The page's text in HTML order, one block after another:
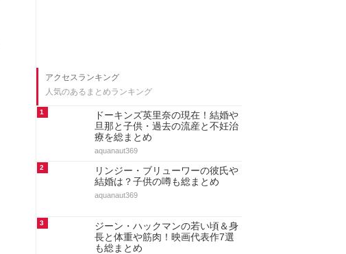
アクセスランキング
人気のあるまとめランキング
1
ドーキンズ英里奈の現在！結婚や
旦那と子供・過去の流産と不妊治
療を総まとめ
aquanaut369
2
リンジー・ブリューワーの彼氏や
結婚は？子供の噂も総まとめ
aquanaut369
3
ジーン・ハックマンの若い頃＆身
長と体重や筋肉！映画代表作7選
も総まとめ